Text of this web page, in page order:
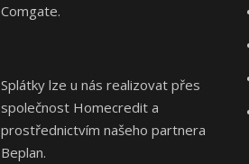
Comgate.
Splátky lze u nás realizovat přes
společnost Homecredit a
prostřednictvím našeho partnera
Beplan.